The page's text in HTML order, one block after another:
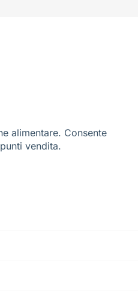
alimentare. Consente
vendita.